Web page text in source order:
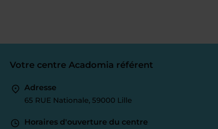
Votre centre Acadomia référent
Adresse
65 RUE Nationale, 59000 Lille
Horaires d'ouverture du centre